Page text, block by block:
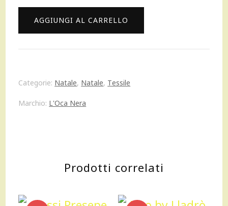
era:
34,00 €.
è:
23,80 €.
L'Oca
Nera
Runner
155x50
Antimacchia
natale
AGGIUNGI AL CARRELLO
Categorie: Natale, Natale, Tessile
Marchio: L'Oca Nera
Prodotti correlati